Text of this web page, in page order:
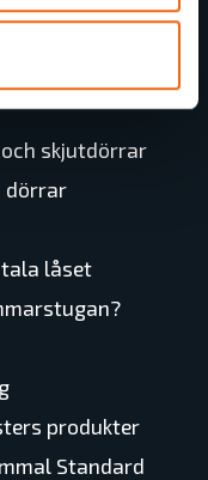
skjutdörrar
dörrar
låset
produkter
Standard